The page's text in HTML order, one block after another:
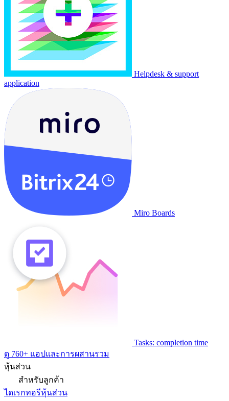
Helpdesk & support
application
Miro Boards
Tasks: completion time
ดู 760+ แอปและการผสานรวม
หุ้นส่วน
สำหรับลูกค้า
ไดเรกทอรีหุ้นส่วน